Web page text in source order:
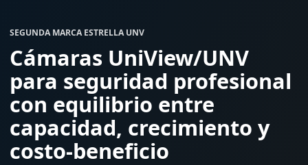
SEGUNDA MARCA ESTRELLA UNV
Cámaras UniView/UNV
para seguridad profesional
con equilibrio entre
capacidad, crecimiento y
costo-beneficio